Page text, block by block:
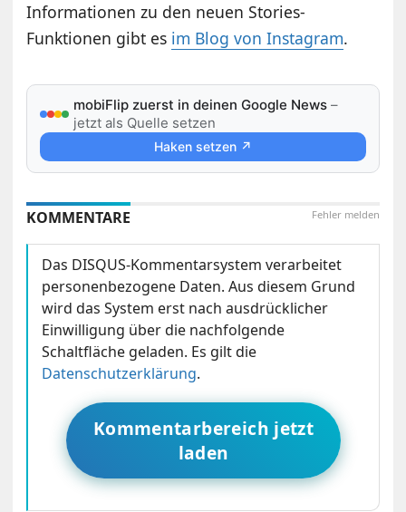
Informationen zu den neuen Stories-
Funktionen gibt es im Blog von Instagram.
mobiFlip zuerst in deinen Google News –
jetzt als Quelle setzen
Haken setzen ↗
Fehler melden
KOMMENTARE
Das DISQUS-Kommentarsystem verarbeitet
personenbezogene Daten. Aus diesem Grund
wird das System erst nach ausdrücklicher
Einwilligung über die nachfolgende
Schaltfläche geladen. Es gilt die
Datenschutzerklärung.
Kommentarbereich jetzt
laden